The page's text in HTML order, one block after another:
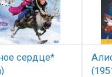
сердце*